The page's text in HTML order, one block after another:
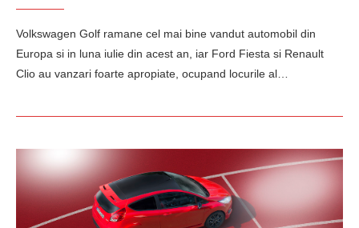
Volkswagen Golf ramane cel mai bine vandut automobil din
Europa si in luna iulie din acest an, iar Ford Fiesta si Renault
Clio au vanzari foarte apropiate, ocupand locurile al…